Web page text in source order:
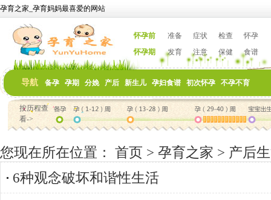
孕育之家_孕育妈妈最喜爱的网站
怀孕前 准备 症状 检查
怀孕
怀孕期
发育 注意 保健 食谱
导航 备孕 孕期 分娩 产后 新生儿 孕妇食谱 初次怀孕 不孕不育
按历程查
看->
您现在所在位置： 首页 > 孕育之家 > 产后
6种观念破坏和谐性生活